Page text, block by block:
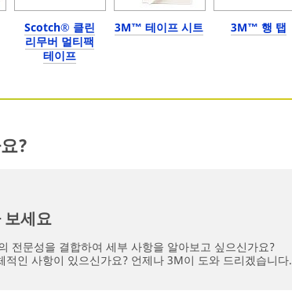
Scotch® 클린
리무버 멀티팩
테이프
3M™ 테이프 시트 3M™ 행 탭
?
보세요
전문성을 결합하여 세부 사항을 알아보고 싶으신가요?
적인 사항이 있으신가요? 언제나 3M이 도와 드리겠습니다.